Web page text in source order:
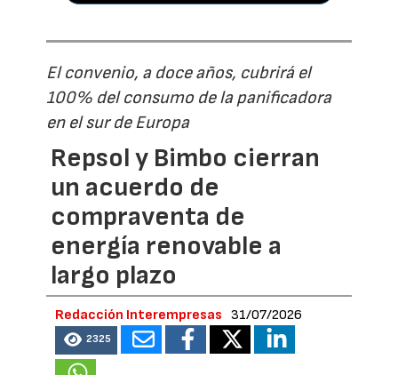
El convenio, a doce años, cubrirá el
100% del consumo de la panificadora
en el sur de Europa
Repsol y Bimbo cierran
un acuerdo de
compraventa de
energía renovable a
largo plazo
Redacción Interempresas 31/07/2026
2325